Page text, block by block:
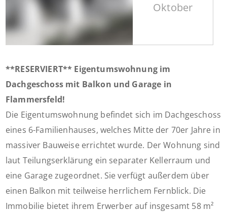
Oktober
**RESERVIERT** Eigentumswohnung im
Dachgeschoss mit Balkon und Garage in
Flammersfeld!
Die Eigentumswohnung befindet sich im Dachgeschoss
eines 6-Familienhauses, welches Mitte der 70er Jahre in
massiver Bauweise errichtet wurde. Der Wohnung sind
laut Teilungserklärung ein separater Kellerraum und
eine Garage zugeordnet. Sie verfügt außerdem über
einen Balkon mit teilweise herrlichem Fernblick. Die
Immobilie bietet ihrem Erwerber auf insgesamt 58 m²